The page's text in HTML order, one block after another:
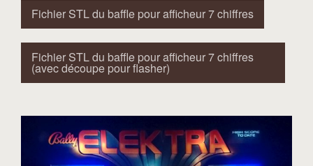
Fichier STL du baffle pour afficheur 7 chiffres
Fichier STL du baffle pour afficheur 7 chiffres
(avec découpe pour flasher)